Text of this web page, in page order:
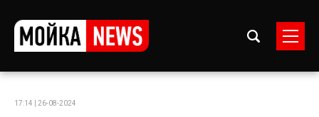
17:14 | 26-08-2024